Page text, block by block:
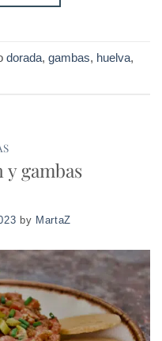
dorada, gambas, huelva,
gambas
by MartaZ